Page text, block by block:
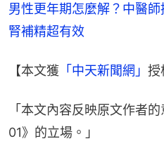
男性更年期怎麼解？中醫
腎補精超有效
【本文獲 「中天新聞網」 授
「本文內容反映原文作者
01》的立場。」